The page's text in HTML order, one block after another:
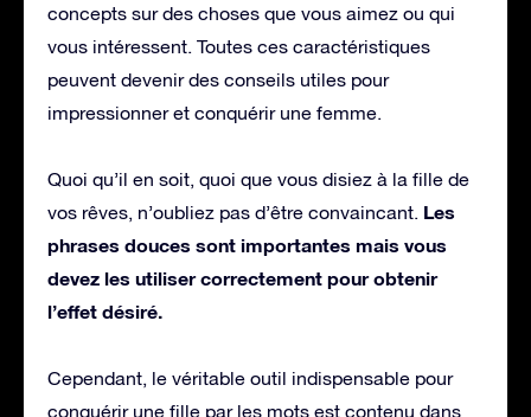
concepts sur des choses que vous aimez ou qui
vous intéressent. Toutes ces caractéristiques
peuvent devenir des conseils utiles pour
impressionner et conquérir une femme.
Quoi qu’il en soit, quoi que vous disiez à la fille de
vos rêves, n’oubliez pas d’être convaincant. Les
phrases douces sont importantes mais vous
devez les utiliser correctement pour obtenir
l’effet désiré.
Cependant, le véritable outil indispensable pour
conquérir une fille par les mots est contenu dans